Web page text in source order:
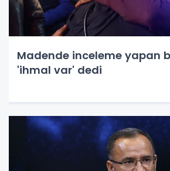
Madende inceleme yapan
'ihmal var' dedi